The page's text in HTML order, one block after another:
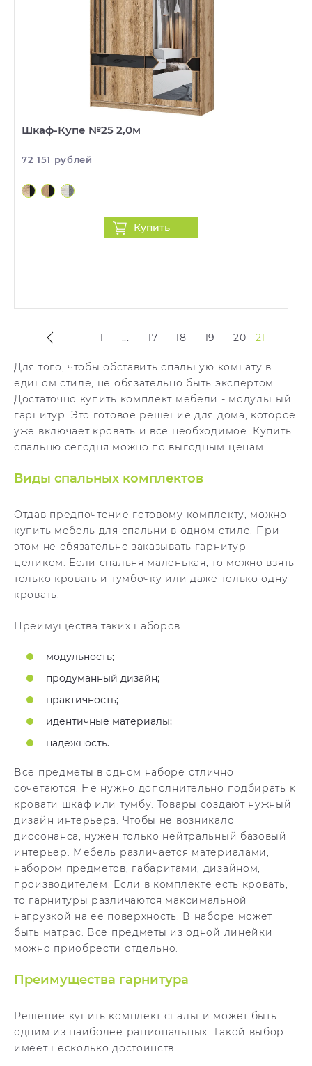
Шкаф-Купе №25 2,0м
72 151 рублей
Купить
1 ... 17 18 19 20 21
Для того, чтобы обставить спальную комнату в
едином стиле, не обязательно быть экспертом.
Достаточно купить комплект мебели - модульный
гарнитур. Это готовое решение для дома, которое
уже включает кровать и все необходимое. Купить
спальню сегодня можно по выгодным ценам.
Виды спальных комплектов
Отдав предпочтение готовому комплекту, можно
купить мебель для спальни в одном стиле. При
этом не обязательно заказывать гарнитур
целиком. Если спальня маленькая, то можно взять
только кровать и тумбочку или даже только одну
кровать.
Преимущества таких наборов:
модульность;
продуманный дизайн;
практичность;
идентичные материалы;
надежность.
Все предметы в одном наборе отлично
сочетаются. Не нужно дополнительно подбирать к
кровати шкаф или тумбу. Товары создают нужный
дизайн интерьера. Чтобы не возникало
диссонанса, нужен только нейтральный базовый
интерьер. Мебель различается материалами,
набором предметов, габаритами, дизайном,
производителем. Если в комплекте есть кровать,
то гарнитуры различаются максимальной
нагрузкой на ее поверхность. В наборе может
быть матрас. Все предметы из одной линейки
можно приобрести отдельно.
Преимущества гарнитура
Решение купить комплект спальни может быть
одним из наиболее рациональных. Такой выбор
имеет несколько достоинств: